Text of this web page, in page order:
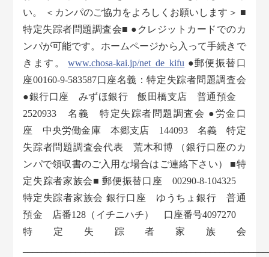
い。 ＜カンパのご協力をよろしくお願いします＞ ■
特定失踪者問題調査会■ ●クレジットカードでのカ
ンパが可能です。ホームページから入って手続きで
きます。www.chosa-kai.jp/net_de_kifu ●郵便振替口
座00160-9-583587口座名義：特定失踪者問題調査会
●銀行口座 みずほ銀行 飯田橋支店 普通預金
2520933 名義 特定失踪者問題調査会 ●労金口
座 中央労働金庫 本郷支店 144093 名義 特定
失踪者問題調査会代表 荒木和博 （銀行口座のカ
ンパで領収書のご入用な場合はご連絡下さい） ■特
定失踪者家族会■ 郵便振替口座 00290-8-104325
特定失踪者家族会 銀行口座 ゆうちょ銀行 普通
預金 店番128（イチニハチ） 口座番号4097270
特定失踪者家族会